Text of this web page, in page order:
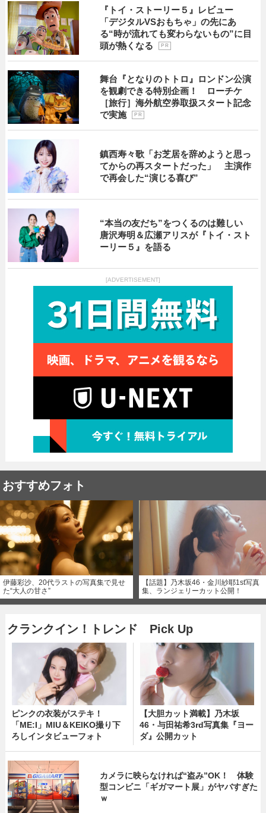
『トイ・ストーリー５』レビュー
「デジタルVSおもちゃ」の先にあ
る“時が流れても変わらないもの”に目
頭が熱くなる
P R
舞台『となりのトトロ』ロンドン公演
を観劇できる特別企画！ ローチケ
［旅行］海外航空券取扱スタート記念
で実施
P R
鎮西寿々歌「お芝居を辞めようと思っ
てからの再スタートだった」 主演作
で再会した“演じる喜び”
“本当の友だち”をつくるのは難しい
唐沢寿明＆広瀬アリスが『トイ・スト
ーリー５』を語る
[ADVERTISEMENT]
おすすめフォト
伊藤彩沙、20代ラストの写真集で見せ
た“大人の甘さ”
【話題】乃木坂46・金川紗耶1st写真
集、ランジェリーカット公開！
クランクイン！トレンド Pick Up
ピンクの衣装がステキ！
「ME:I」MIU＆KEIKO撮り下
ろしインタビューフォト
【大胆カット満載】乃木坂
46・与田祐希3rd写真集『ヨー
ダ』公開カット
カメラに映らなければ“盗み”OK！ 体験
型コンビニ「ギガマート展」がヤバすぎた
ｗ